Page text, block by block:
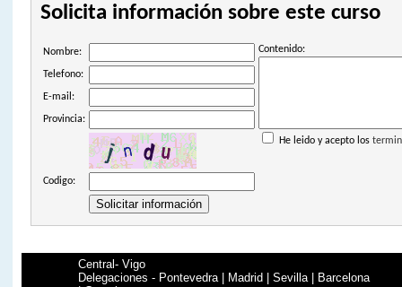
Solicita información sobre este curso
Nombre: Contenido:
He leido y acepto los
Telefono:
E-mail:
Provincia:
Codigo:
Central- Vigo
Delegaciones - Pontevedra | Madrid | Sevilla | Barcelona